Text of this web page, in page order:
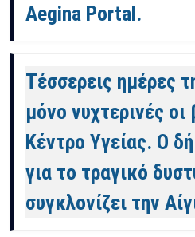
Aegina Portal.
Τέσσερεις ημέρες
μόνο νυχτερινές οι
Κέντρο Υγείας. Ο
για το τραγικό
συγκλονίζει την